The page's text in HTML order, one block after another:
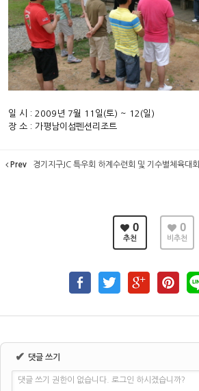
일 시 : 2009년 7월 11일(토) ~ 12(일)
장 소 : 가평남이섬펜션리조트
Prev 경기지구JC 특우회 하계수련회 및 기수별체육대회
0
추천
0
비추천
✔ 댓글 쓰기
댓글 쓰기 권한이 없습니다. 로그인 하시겠습니까?